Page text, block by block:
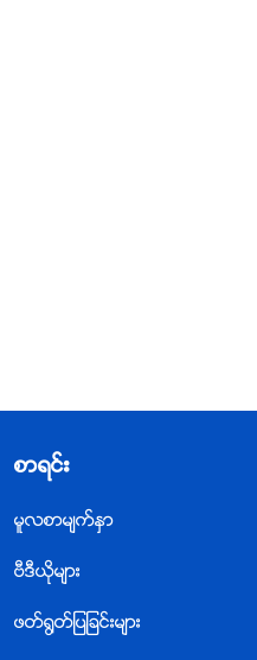
စာရင္း
မူလစာမ်က္ႏွာ
ဗီဒီယိုမ်ား
ဖတ္႐ြတ္ျပျခင္းမ်ား